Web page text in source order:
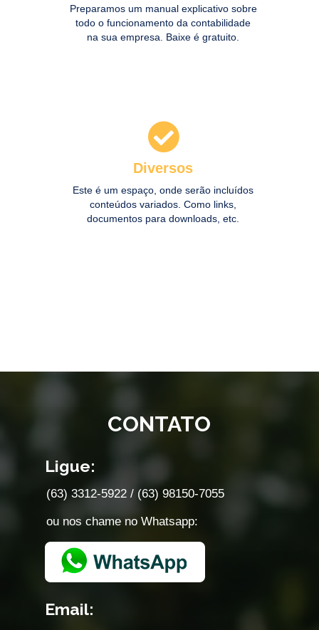
Preparamos um manual explicativo sobre
todo o funcionamento da contabilidade
na sua empresa. Baixe é gratuito.
Diversos
Este é um espaço, onde serão incluídos
conteúdos variados. Como links,
documentos para downloads, etc.
CONTATO
Ligue:
(63) 3312-5922 / (63) 98150-7055
ou nos chame no Whatsapp:
Email: